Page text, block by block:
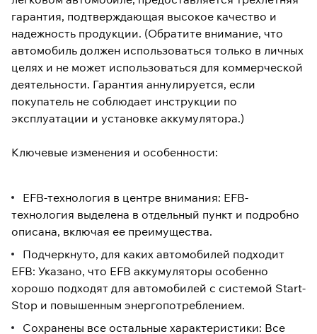
гарантия, подтверждающая высокое качество и
надежность продукции. (Обратите внимание, что
автомобиль должен использоваться только в личных
целях и не может использоваться для коммерческой
деятельности. Гарантия аннулируется, если
покупатель не соблюдает инструкции по
эксплуатации и установке аккумулятора.)
Ключевые изменения и особенности:
EFB-технология в центре внимания: EFB-
технология выделена в отдельный пункт и подробно
описана, включая ее преимущества.
Подчеркнуто, для каких автомобилей подходит
EFB: Указано, что EFB аккумуляторы особенно
хорошо подходят для автомобилей с системой Start-
Stop и повышенным энергопотреблением.
Сохранены все остальные характеристики: Все